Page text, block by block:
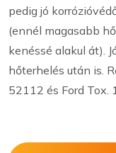
pedig jó
(ennél magasabb
kenéssé alakul át).
hőterhelés után is.
52112 és Ford Tox.